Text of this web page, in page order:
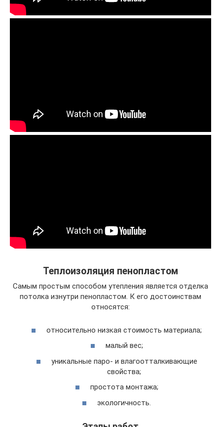
Теплоизоляция пенопластом
Самым простым способом утепления является отделка
потолка изнутри пенопластом. К его достоинствам
относятся:
относительно низкая стоимость материала;
малый вес;
уникальные паро- и влагоотталкивающие
свойства;
простота монтажа;
экологичность.